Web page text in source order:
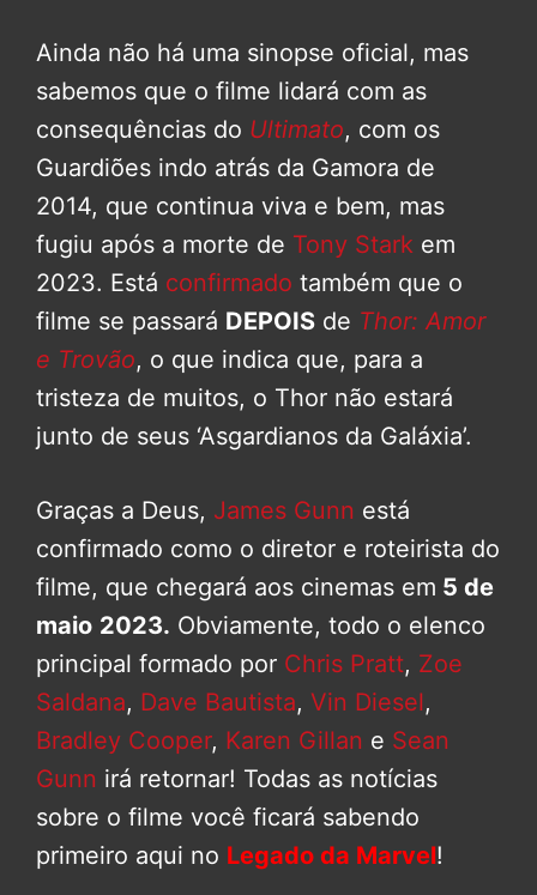
Ainda não há uma sinopse oficial, mas
sabemos que o filme lidará com as
consequências do Ultimato, com os
Guardiões indo atrás da Gamora de
2014, que continua viva e bem, mas
fugiu após a morte de Tony Stark em
2023. Está confirmado também que o
filme se passará DEPOIS de Thor: Amor
e Trovão, o que indica que, para a
tristeza de muitos, o Thor não estará
junto de seus ‘Asgardianos da Galáxia’.
Graças a Deus, James Gunn está
confirmado como o diretor e roteirista do
filme, que chegará aos cinemas em 5 de
maio 2023. Obviamente, todo o elenco
principal formado por Chris Pratt, Zoe
Saldana, Dave Bautista, Vin Diesel,
Bradley Cooper, Karen Gillan e Sean
Gunn irá retornar! Todas as notícias
sobre o filme você ficará sabendo
primeiro aqui no Legado da Marvel!